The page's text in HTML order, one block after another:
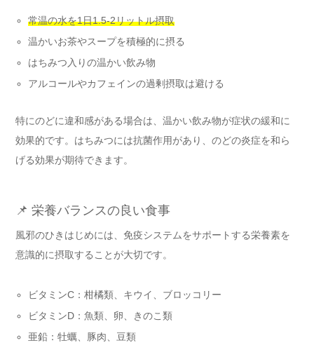
常温の水を1日1.5-2リットル摂取
温かいお茶やスープを積極的に摂る
はちみつ入りの温かい飲み物
アルコールやカフェインの過剰摂取は避ける
特にのどに違和感がある場合は、温かい飲み物が症状の緩和に
効果的です。はちみつには抗菌作用があり、のどの炎症を和ら
げる効果が期待できます。
📌 栄養バランスの良い食事
風邪のひきはじめには、免疫システムをサポートする栄養素を
意識的に摂取することが大切です。
ビタミンC：柑橘類、キウイ、ブロッコリー
ビタミンD：魚類、卵、きのこ類
亜鉛：牡蠣、豚肉、豆類